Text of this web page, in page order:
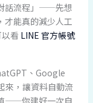
話流程」——先想
才能真的減少人工
看 LINE 官方帳號
、Google
來，讓資料自動流
——你建好一次自